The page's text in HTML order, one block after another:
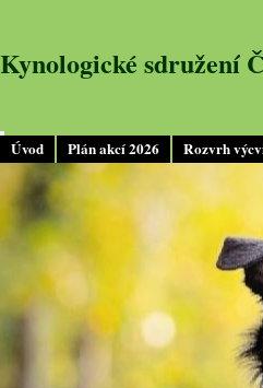
Úvod Plán akcí 2026 Rozvrh
Kynologické sdružení